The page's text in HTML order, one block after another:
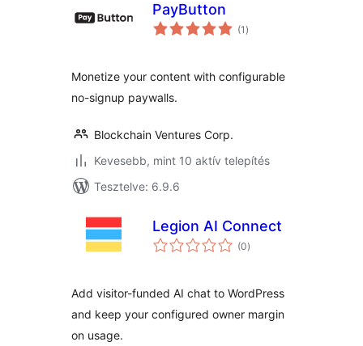
PayButton
(1 értékelés
összesen
)
Monetize your content with configurable
no-signup paywalls.
Blockchain Ventures Corp.
Kevesebb, mint 10 aktív telepítés
Tesztelve: 6.9.6
Legion AI Connect
(0értékelés
összesen
)
Add visitor-funded AI chat to WordPress
and keep your configured owner margin
on usage.